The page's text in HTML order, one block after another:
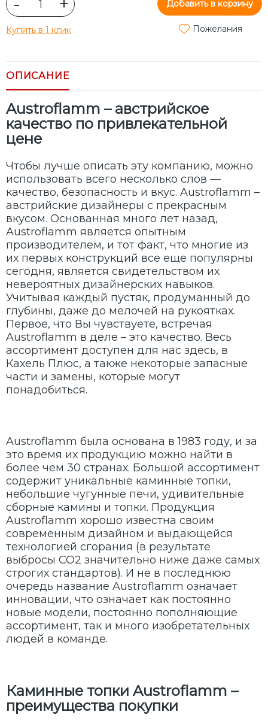
Купить в 1 клик
Добавить в корзину
Пожелания
ОПИСАНИЕ
Austroflamm – австрийское
качество по привлекательной
цене
Чтобы лучше описать эту компанию, можно
использовать всего несколько слов —
качество, безопасность и вкус. Austroflamm –
австрийские дизайнеры с прекрасным
вкусом. Основанная много лет назад,
Austroflamm является опытным
производителем, и тот факт, что многие из
их первых конструкций все еще популярны
сегодня, является свидетельством их
невероятных дизайнерских навыков.
Учитывая каждый пустяк, продуманный до
глубины, даже до мелочей на рукоятках.
Первое, что Вы чувствуете, встречая
Austroflamm в деле – это качество. Весь
ассортимент доступен для нас здесь, в
Кахель Плюс, а также некоторые запасные
части и замены, которые могут
понадобиться.
Austroflamm была основана в 1983 году, и за
это время их продукцию можно найти в
более чем 30 странах. Большой ассортимент
содержит уникальные каминные топки,
небольшие чугунные печи, удивительные
сборные камины и топки. Продукция
Austroflamm хорошо известна своим
современным дизайном и выдающейся
технологией сгорания (в результате
выбросы CO2 значительно ниже даже самых
строгих стандартов). И не в последнюю
очередь название Austroflamm означает
инновации, что означает как постоянно
новые модели, постоянно пополняющие
ассортимент, так и много изобретательных
людей в команде.
Каминные топки Austroflamm –
преимущества покупки